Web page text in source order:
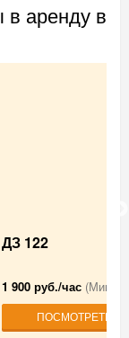
в аренду в
ДЗ 122
1 900 руб./час
ПОСМОТРЕТЬ